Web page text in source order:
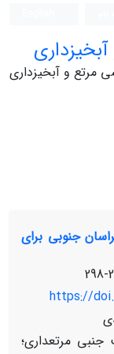
مرتع و آبخیزداری
جنوبی برای
https://
مرتعداری؛